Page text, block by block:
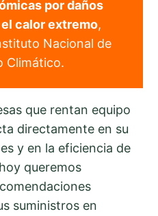
por daños
calor extremo,
Nacional de
Climático.
que rentan equipo
directamente en su
y en la eficiencia de
queremos
suministros en